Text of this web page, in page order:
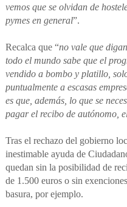
vemos que se olvidan de
pymes en general”.
Recalca que “no vale que
todo el mundo sabe que el
vendido a bombo y platillo,
puntualmente a escasas
es que, además, lo que se
pagar el recibo de autónomo,
Tras el rechazo del gobierno
inestimable ayuda de
quedan sin la posibilidad de
de 1.500 euros o sin
basura, por ejemplo.